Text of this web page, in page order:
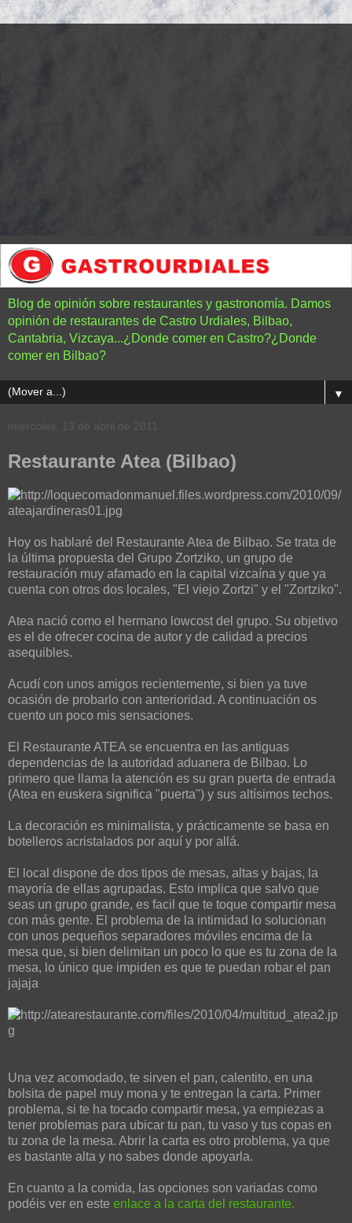
Blog de opinión sobre restaurantes y gastronomía. Damos
opinión de restaurantes de Castro Urdiales, Bilbao,
Cantabria, Vizcaya...¿Donde comer en Castro?¿Donde
comer en Bilbao?
▼
miércoles, 13 de abril de 2011
Restaurante Atea (Bilbao)
Hoy os hablaré del Restaurante Atea de Bilbao. Se trata de
la última propuesta del Grupo Zortziko, un grupo de
restauración muy afamado en la capital vizcaína y que ya
cuenta con otros dos locales, "El viejo Zortzi" y el "Zortziko".
Atea nació como el hermano lowcost del grupo. Su objetivo
es el de ofrecer cocina de autor y de calidad a precios
asequibles.
Acudí con unos amigos recientemente, si bien ya tuve
ocasión de probarlo con anterioridad. A continuación os
cuento un poco mis sensaciones.
El Restaurante ATEA se encuentra en las antiguas
dependencias de la autoridad aduanera de Bilbao. Lo
primero que llama la atención es su gran puerta de entrada
(Atea en euskera significa "puerta") y sus altísimos techos.
La decoración es minimalista, y prácticamente se basa en
botelleros acristalados por aquí y por allá.
El local dispone de dos tipos de mesas, altas y bajas, la
mayoría de ellas agrupadas. Esto implica que salvo que
seas un grupo grande, es facil que te toque compartir mesa
con más gente. El problema de la intimidad lo solucionan
con unos pequeños separadores móviles encima de la
mesa que, si bien delimitan un poco lo que es tu zona de la
mesa, lo único que impiden es que te puedan robar el pan
jajaja
Una vez acomodado, te sirven el pan, calentito, en una
bolsita de papel muy mona y te entregan la carta. Primer
problema, si te ha tocado compartir mesa, ya empiezas a
tener problemas para ubicar tu pan, tu vaso y tus copas en
tu zona de la mesa. Abrir la carta es otro problema, ya que
es bastante alta y no sabes donde apoyarla.
En cuanto a la comida, las opciones son variadas como
podéis ver en este enlace a la carta del restaurante.